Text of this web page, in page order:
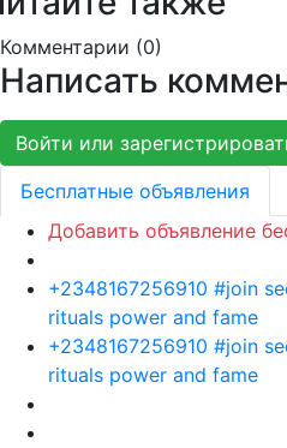
Комментарии (0)
Написать
Войти или
Бесплатные объявления
Добавить объявление
+2348167256910 #join
rituals power and fame
+2348167256910 #join
rituals power and fame